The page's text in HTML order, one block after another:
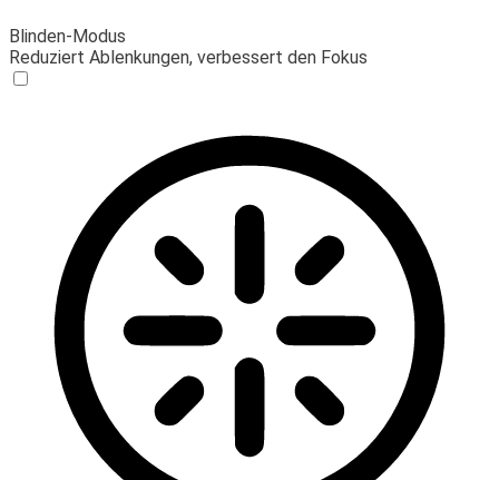
Blinden-Modus
Reduziert Ablenkungen, verbessert den Fokus